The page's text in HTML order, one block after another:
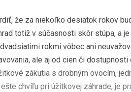
že za niekoľko desiatok rokov
totiž v súčasnosti skôr stúpa, a
rokmi vôbec ani
ale aj od cien či
zákutia s drobným ovocím,
chvíľu pri úžitkovej záhrade, je